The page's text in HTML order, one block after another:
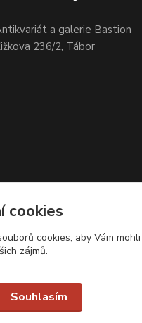
a galerie Bastion
236/2, Tábor
cookies.
cookies
cookies, aby Vám
zájmů.
Souhlasím